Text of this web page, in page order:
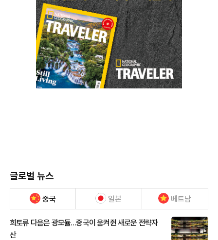
글로벌 뉴스
중국 일본 베트남
희토류 다음은 광모듈…중국이 움켜쥔 새로운 전략자
산